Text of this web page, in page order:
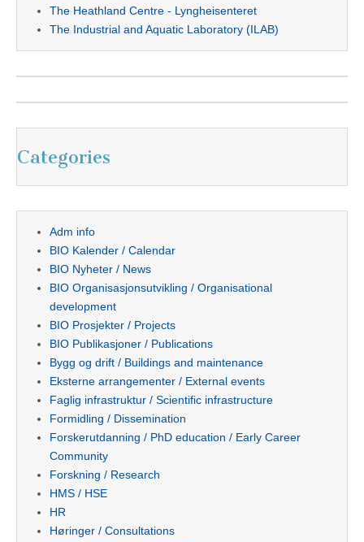
The Heathland Centre - Lyngheisenteret
The Industrial and Aquatic Laboratory (ILAB)
Categories
Adm info
BIO Kalender / Calendar
BIO Nyheter / News
BIO Organisasjonsutvikling / Organisational
development
BIO Prosjekter / Projects
BIO Publikasjoner / Publications
Bygg og drift / Buildings and maintenance
Eksterne arrangementer / External events
Faglig infrastruktur / Scientific infrastructure
Formidling / Dissemination
Forskerutdanning / PhD education / Early Career
Community
Forskning / Research
HMS / HSE
HR
Høringer / Consultations